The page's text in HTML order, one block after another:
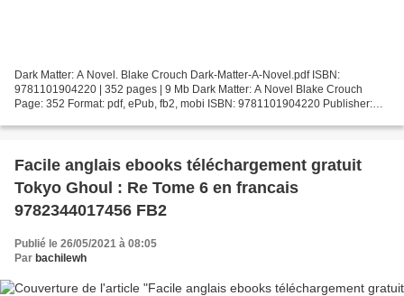
Dark Matter: A Novel. Blake Crouch Dark-Matter-A-Novel.pdf ISBN:
9781101904220 | 352 pages | 9 Mb Dark Matter: A Novel Blake Crouch
Page: 352 Format: pdf, ePub, fb2, mobi ISBN: 9781101904220 Publisher:
Facile anglais ebooks téléchargement gratuit
Tokyo Ghoul : Re Tome 6 en francais
9782344017456 FB2
Publié le 26/05/2021 à 08:05
Par bachilewh